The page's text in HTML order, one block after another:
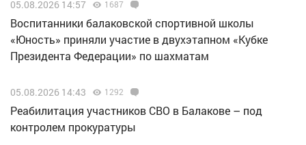
05.08.2026 14:57 1687
Воспитанники балаковской спортивной школы
«Юность» приняли участие в двухэтапном «Кубке
Президента Федерации» по шахматам
05.08.2026 14:43 1292
Реабилитация участников СВО в Балакове – под
контролем прокуратуры